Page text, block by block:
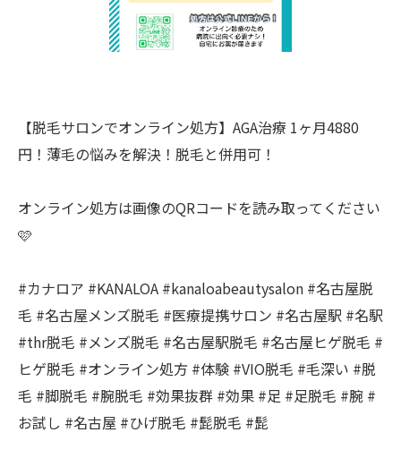
【脱毛サロンでオンライン処方】AGA治療 1ヶ月4880
円！薄毛の悩みを解決！脱毛と併用可！
オンライン処方は画像のQRコードを読み取ってください
🩷
#カナロア #KANALOA #kanaloabeautysalon #名古屋脱
毛 #名古屋メンズ脱毛 #医療提携サロン #名古屋駅 #名駅
#thr脱毛 #メンズ脱毛 #名古屋駅脱毛 #名古屋ヒゲ脱毛 #
ヒゲ脱毛 #オンライン処方 #体験 #VIO脱毛 #毛深い #脱
毛 #脚脱毛 #腕脱毛 #効果抜群 #効果 #足 #足脱毛 #腕 #
お試し #名古屋 #ひげ脱毛 #髭脱毛 #髭